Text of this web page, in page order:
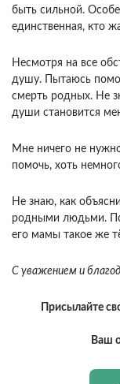
быть сильной.
единственная, кто
Несмотря на все
душу. Пытаюсь
смерть родных. Не
души становится
Мне ничего не
помочь, хоть
Не знаю, как
родными людьми.
его мамы такое же
С уважением и
Присылайте
Ваш